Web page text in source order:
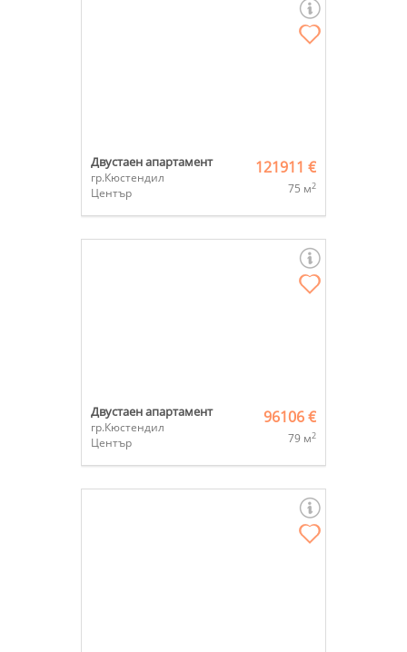
Двустаен апартамент
гр.Кюстендил
Център
121911 €
75 м2
Двустаен апартамент
гр.Кюстендил
Център
96106 €
79 м2